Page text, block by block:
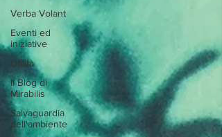
Verba Volant
Eventi ed
iniziative
Utilità
Il Blog di
Mirabilis
Salvaguardia
dell'ambiente